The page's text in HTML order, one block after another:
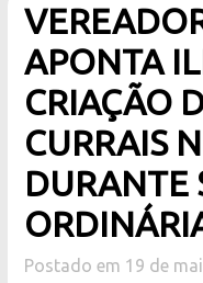
APONTA
CRIAÇÃO
CURRAIS
DURANTE
Postado em 19 de